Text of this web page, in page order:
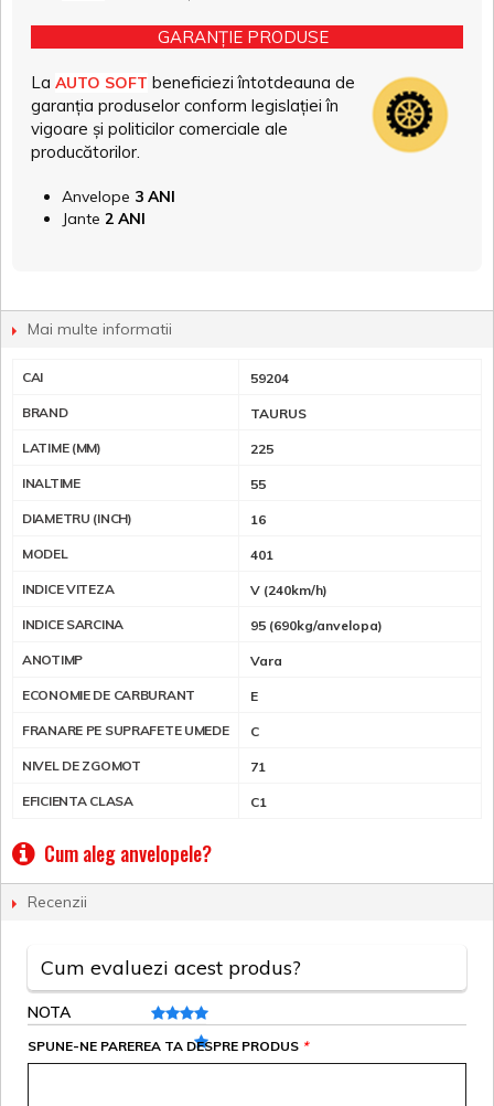
GARANȚIE PRODUSE
La AUTO SOFT beneficiezi întotdeauna de
garanția produselor conform legislației în
vigoare și politicilor comerciale ale
producătorilor.
Anvelope 3 ANI
Jante 2 ANI
Mai multe informatii
CAI 59204
BRAND TAURUS
LATIME (MM) 225
INALTIME 55
DIAMETRU (INCH) 16
MODEL 401
INDICE VITEZA V (240km/h)
INDICE SARCINA 95 (690kg/anvelopa)
ANOTIMP Vara
ECONOMIE DE CARBURANT E
FRANARE PE SUPRAFETE UMEDE C
NIVEL DE ZGOMOT 71
EFICIENTA CLASA C1
Cum aleg anvelopele?
Recenzii
Cum evaluezi acest produs?
NOTA
*
SPUNE-NE PAREREA TA DESPRE PRODUS